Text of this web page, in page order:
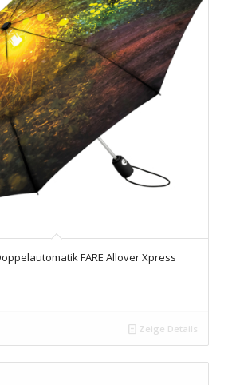
FARE Allover Xpress
Zeige Details